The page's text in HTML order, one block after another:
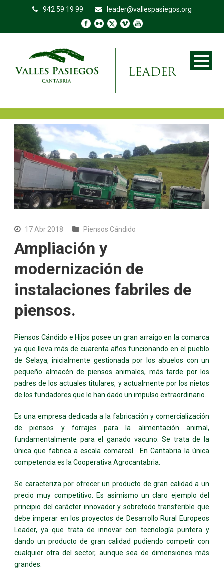
942 59 19 99 leader@vallespasiegos.org
17 Abr 2018 Piensos Cándido
Ampliación y
modernización de
instalaciones fabriles de
piensos.
Piensos Cándido e Hijos posee un gran arraigo en la comarca
ya que lleva más de cuarenta años funcionando en el pueblo
de Selaya, inicialmente gestionada por los abuelos con un
pequeño almacén de piensos animales, más tarde por los
padres de los actuales titulares, y actualmente por los nietos
de los fundadores que le han dado un impulso extraordinario.
Es una empresa dedicada a la fabricación y comercialización
de piensos y forrajes para la alimentación animal,
fundamentalmente para el ganado vacuno. Se trata de la
única que fabrica a escala comarcal. En Cantabria la única
competencia es la Cooperativa Agrocantabria.
Se caracteriza por ofrecer un producto de gran calidad a un
precio muy competitivo. Es asimismo un claro ejemplo del
principio del carácter innovador y sobretodo transferible que
debe imperar en los proyectos de Desarrollo Rural Europeos
Leader, ya que trata de innovar con tecnología puntera y
dando un producto de gran calidad pudiendo competir con
cualquier otra del sector, aunque sea de dimensiones más
grandes.